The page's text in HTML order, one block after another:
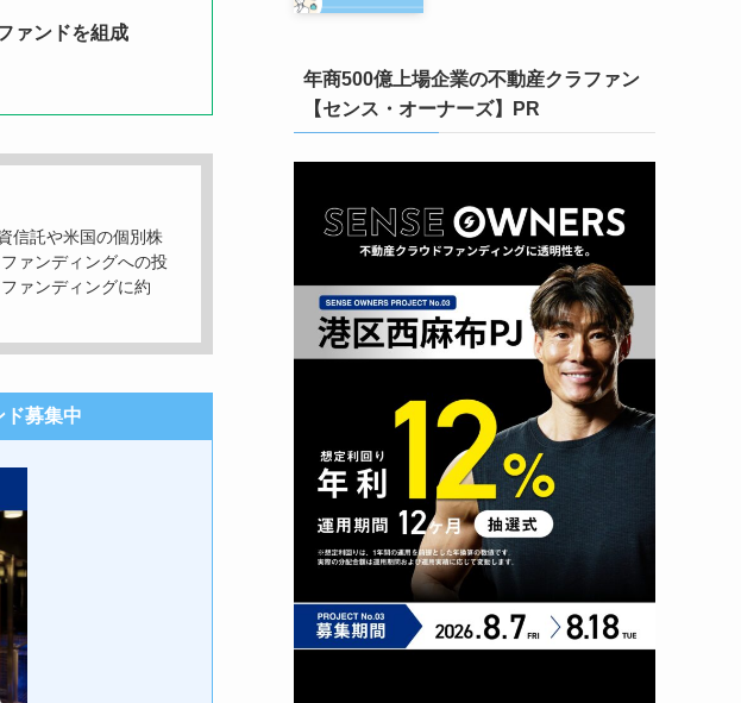
ァンドを組成
信託や米国の個別株
ァンディングへの投
ァンディングに約
ド募集中
年商500億上場企業の不動産クラファン
【センス・オーナーズ】PR